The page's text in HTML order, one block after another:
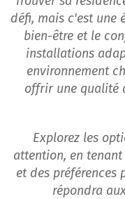
défi, mais c'est une
bien-être et le
installations
environnement
offrir une qualité
Explorez les
attention, en
et des
répondra